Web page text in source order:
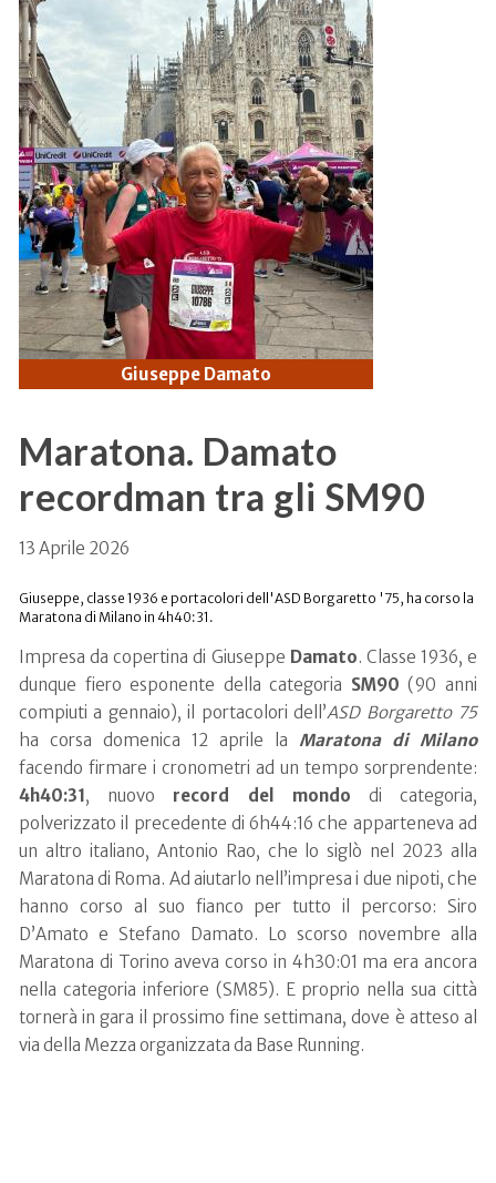
Giuseppe Damato
Maratona. Damato
recordman tra gli SM90
13 Aprile 2026
Giuseppe, classe 1936 e portacolori dell'ASD Borgaretto '75, ha corso la
Maratona di Milano in 4h40:31.
Impresa da copertina di Giuseppe Damato. Classe 1936, e
dunque fiero esponente della categoria SM90 (90 anni
compiuti a gennaio), il portacolori dell’ASD Borgaretto 75
ha corsa domenica 12 aprile la Maratona di Milano
facendo firmare i cronometri ad un tempo sorprendente:
4h40:31, nuovo record del mondo di categoria,
polverizzato il precedente di 6h44:16 che apparteneva ad
un altro italiano, Antonio Rao, che lo siglò nel 2023 alla
Maratona di Roma. Ad aiutarlo nell’impresa i due nipoti, che
hanno corso al suo fianco per tutto il percorso: Siro
D’Amato e Stefano Damato. Lo scorso novembre alla
Maratona di Torino aveva corso in 4h30:01 ma era ancora
nella categoria inferiore (SM85). E proprio nella sua città
tornerà in gara il prossimo fine settimana, dove è atteso al
via della Mezza organizzata da Base Running.